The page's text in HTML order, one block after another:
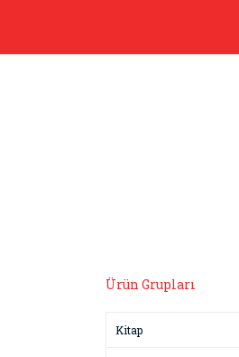
Ürün Grupları
Kitap